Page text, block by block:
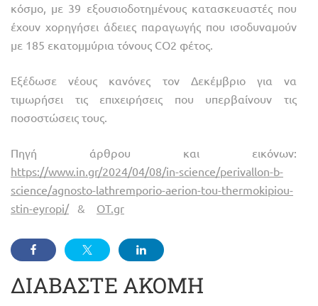
κόσμο, με 39 εξουσιοδοτημένους κατασκευαστές που
έχουν χορηγήσει άδειες παραγωγής που ισοδυναμούν
με 185 εκατομμύρια τόνους CO2 φέτος.
Εξέδωσε νέους κανόνες τον Δεκέμβριο για να
τιμωρήσει τις επιχειρήσεις που υπερβαίνουν τις
ποσοστώσεις τους.
Πηγή άρθρου και εικόνων:
https://www.in.gr/2024/04/08/in-science/perivallon-b-
science/agnosto-lathremporio-aerion-tou-thermokipiou-
stin-eyropi/& OT.gr
ΔΙΑΒΑΣΤΕ ΑΚΟΜΗ